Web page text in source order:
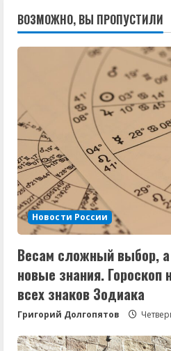
ВОЗМОЖНО, ВЫ ПРОПУСТИЛИ
Новости России
Весам сложный выбор,
новые знания. Гороскоп
всех знаков Зодиака
Григорий Долгопятов